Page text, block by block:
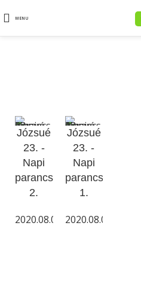
MENU
Józsué
23. -
Napi
parancs
2.
2020.08.04.
Józsué
23. -
Napi
parancs
1.
2020.08.03.